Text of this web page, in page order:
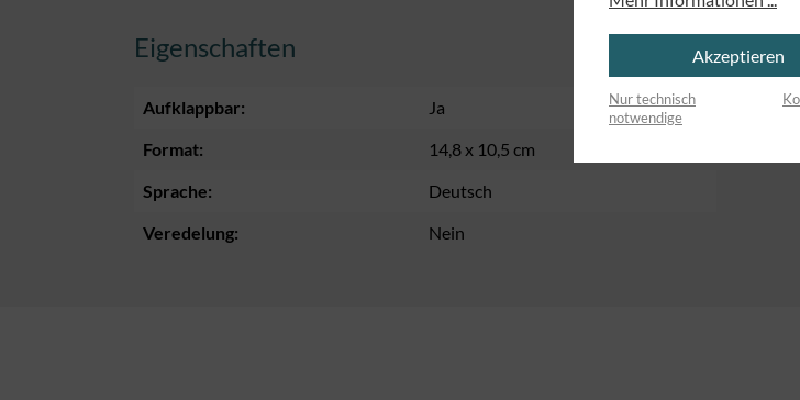
Eigenschaften
Aufklappbar:
Ja
Format:
14,8 x 10,5 cm
Sprache:
Deutsch
Veredelung:
Nein
Akzeptieren
Nur technisch
notwendige